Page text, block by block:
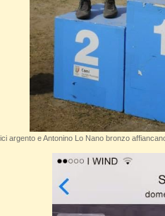
argento e Antonino Lo Nano bronzo